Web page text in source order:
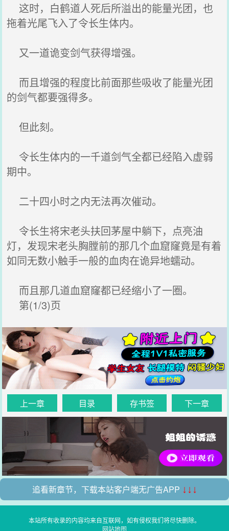
这时，白鹤道人死后所溢出的能量光团，也
拖着光尾飞入了令长生体内。
又一道诡变剑气获得增强。
而且增强的程度比前面那些吸收了能量光团
的剑气都要强得多。
但此刻。
令长生体内的一千道剑气全都已经陷入虚弱
期中。
二十四小时之内无法再次催动。
令长生将宋老头扶回茅屋中躺下，点亮油
灯，发现宋老头胸膛前的那几个血窟窿竟是有着
如同无数小触手一般的血肉在诡异地蠕动。
而且那几道血窟窿都已经缩小了一圈。
第(1/3)页
上一章 目录 存书签 下一章
追看新章节，下载本站客户端无广告APP ↓↓↓
本站所有收录的内容均来自互联网，如有侵权我们将尽快删除。
网站地图